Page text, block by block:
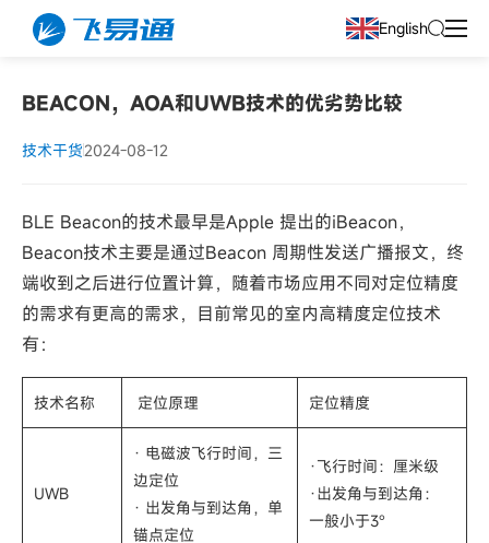
English
BEACON，AOA和UWB技术的优劣势比较
技术干货2024-08-12
BLE Beacon的技术最早是Apple 提出的iBeacon，
Beacon技术主要是通过Beacon 周期性发送广播报文，终
端收到之后进行位置计算，随着市场应用不同对定位精度
的需求有更高的需求，目前常见的室内高精度定位技术
有：
技术名称 定位原理 定位精度
UWB
· 电磁波飞行时间，三
边定位
· 出发角与到达角，单
锚点定位
·飞行时间：厘米级
·出发角与到达角：
一般小于3°